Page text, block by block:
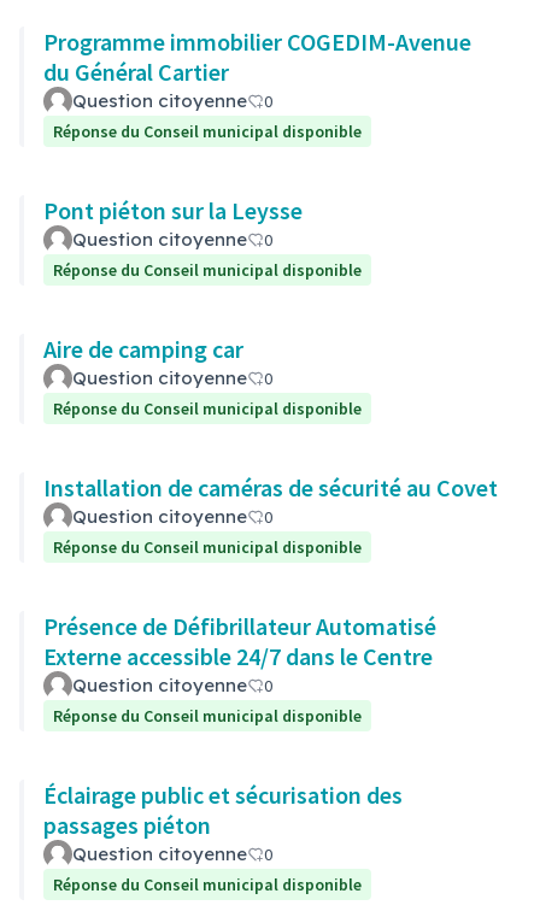
Programme immobilier COGEDIM-Avenue
du Général Cartier
Question citoyenne
0
Réponse du Conseil municipal disponible
Pont piéton sur la Leysse
Question citoyenne
0
Réponse du Conseil municipal disponible
Aire de camping car
Question citoyenne
0
Réponse du Conseil municipal disponible
Installation de caméras de sécurité au Covet
Question citoyenne
0
Réponse du Conseil municipal disponible
Présence de Défibrillateur Automatisé
Externe accessible 24/7 dans le Centre
Question citoyenne
0
Réponse du Conseil municipal disponible
Éclairage public et sécurisation des
passages piéton
Question citoyenne
0
Réponse du Conseil municipal disponible